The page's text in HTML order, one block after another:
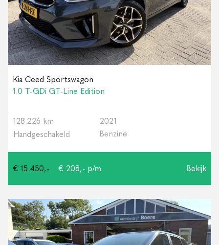
Kia Ceed Sportswagon
1.0 T-GDi GT-Line Edition
128.226 km
2021
Handgeschakeld
Benzine
€ 15.450,- € 208,- p/m Bekijk